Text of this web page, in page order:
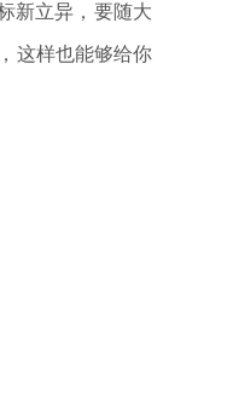
新立异，要随大
这样也能够给你